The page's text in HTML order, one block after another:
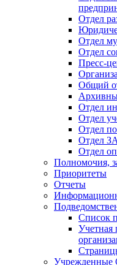
Отдел
Отдел
Отдел
Пресс-
Общий
Отдел
Отдел
Отдел
Отдел
Отдел
Полномочия,
Приоритеты
Отчеты
Список
Учетная